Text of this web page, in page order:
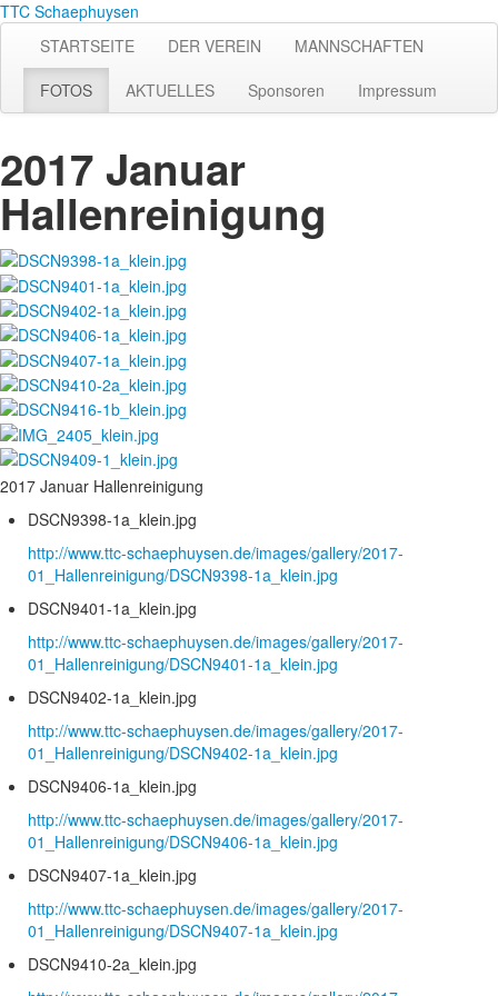
TTC Schaephuysen
STARTSEITE
DER VEREIN
MANNSCHAFTEN
FOTOS
AKTUELLES Sponsoren Impressum
2017 Januar
Hallenreinigung
2017 Januar Hallenreinigung
DSCN9398-1a_klein.jpg
http://www.ttc-schaephuysen.de/images/gallery/2017-
01_Hallenreinigung/DSCN9398-1a_klein.jpg
DSCN9401-1a_klein.jpg
http://www.ttc-schaephuysen.de/images/gallery/2017-
01_Hallenreinigung/DSCN9401-1a_klein.jpg
DSCN9402-1a_klein.jpg
http://www.ttc-schaephuysen.de/images/gallery/2017-
01_Hallenreinigung/DSCN9402-1a_klein.jpg
DSCN9406-1a_klein.jpg
http://www.ttc-schaephuysen.de/images/gallery/2017-
01_Hallenreinigung/DSCN9406-1a_klein.jpg
DSCN9407-1a_klein.jpg
http://www.ttc-schaephuysen.de/images/gallery/2017-
01_Hallenreinigung/DSCN9407-1a_klein.jpg
DSCN9410-2a_klein.jpg